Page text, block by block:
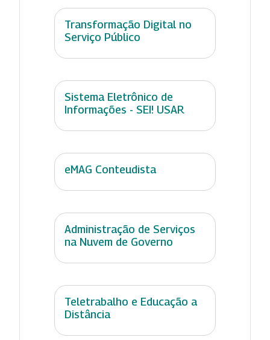
Transformação Digital no
Serviço Público
Sistema Eletrônico de
Informações - SEI! USAR
eMAG Conteudista
Administração de Serviços
na Nuvem de Governo
Teletrabalho e Educação a
Distância